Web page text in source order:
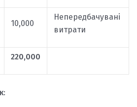
10,000
Непередбачувані
витрати
220,000
: